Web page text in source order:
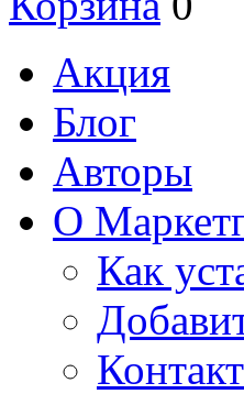
Акция
Блог
Авторы
О
Как